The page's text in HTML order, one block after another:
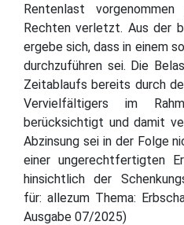
Rentenlast
Rechten verletzt. Aus der
ergebe sich, dass in einem
durchzuführen sei. Die
Zeitablaufs bereits durch
Vervielfältigers im
berücksichtigt und damit
Abzinsung sei in der Folge
einer ungerechtfertigten
hinsichtlich der
für: allezum Thema:
Ausgabe 07/2025)